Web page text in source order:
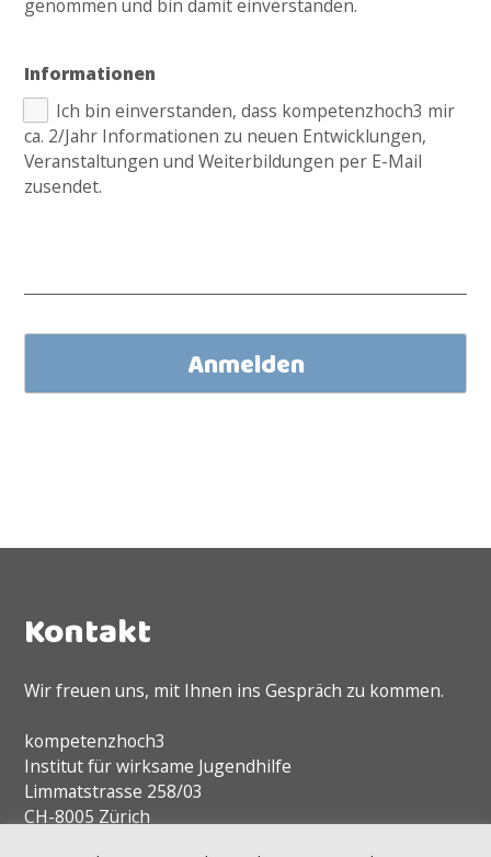
genommen und bin damit einverstanden.
Informationen
Ich bin einverstanden, dass kompetenzhoch3 mir
ca. 2/Jahr Informationen zu neuen Entwicklungen,
Veranstaltungen und Weiterbildungen per E-Mail
zusendet.
Kontakt
Wir freuen uns, mit Ihnen ins Gespräch zu kommen.
kompetenzhoch3
Institut für wirksame Jugendhilfe
Limmatstrasse 258/03
CH-8005 Zürich